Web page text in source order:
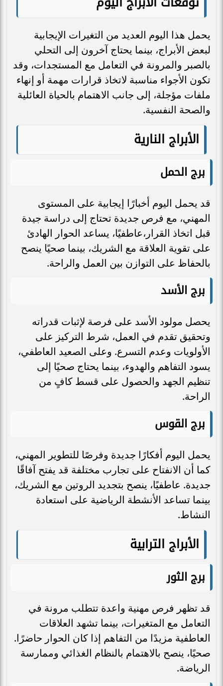
يحمل هذا اليوم العديد من التغيرات الإيجابية
لبعض الأبراج، بينما يحتاج آخرون إلى التحلي
بالصبر والمرونة في التعامل مع المستجدات، وقد
تكون الأجواء مناسبة لاتخاذ قرارات مهمة أو إنهاء
ملفات مؤجلة، إلى جانب الاهتمام بالحياة العائلية
والصحة النفسية.
الأبراج النارية
برج الحمل
قد يحمل اليوم أخبارًا إيجابية على المستوى
المهني، مع فرص جديدة تحتاج إلى دراسة جيدة
قبل اتخاذ القرار،عاطفيًا، يساعد الحوار الهادئ
على تقوية العلاقة مع الشريك، بينما صحيًا ينصح
بالحفاظ على التوازن بين العمل والراحة.
برج الأسد
يحصل مولود الأسد على فرصة لإثبات قدراته
وتحقيق تقدم في العمل، شرط التركيز على
الأولويات وعدم التسرع. وعلى الصعيد العاطفي،
يسود التفاهم والهدوء، بينما يحتاج صحيًا إلى
تنظيم الجهد والحصول على قسط كافٍ من
الراحة.
برج القوس
يحمل اليوم أفكارًا جديدة وفرصًا للتطوير المهني،
كما أن الانفتاح على تجارب مختلفة قد يفتح آفاقًا
جديدة. عاطفيًا، ينصح بتجديد الروتين مع الشريك،
بينما تساعد الأنشطة الرياضية على استعادة
النشاط.
الأبراج الترابية
برج الثور
قد تظهر فرص مهنية واعدة تتطلب مرونة في
التعامل مع المتغيرات، بينما تشهد العلاقات
العاطفية مزيدًا من التفاهم إذا كان الحوار حاضرًا.
صحيًا، ينصح بالاهتمام بالنظام الغذائي وممارسة
الرياضة.